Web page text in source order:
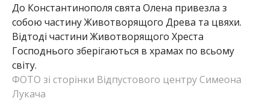
До Константинополя свята Олена привезла з
собою частину Животворящого Древа та цвяхи.
Відтоді частини Животворящого Хреста
Господнього зберігаються в храмах по всьому
світу.
ФОТО зі сторінки Відпустового центру Симеона
Лукача